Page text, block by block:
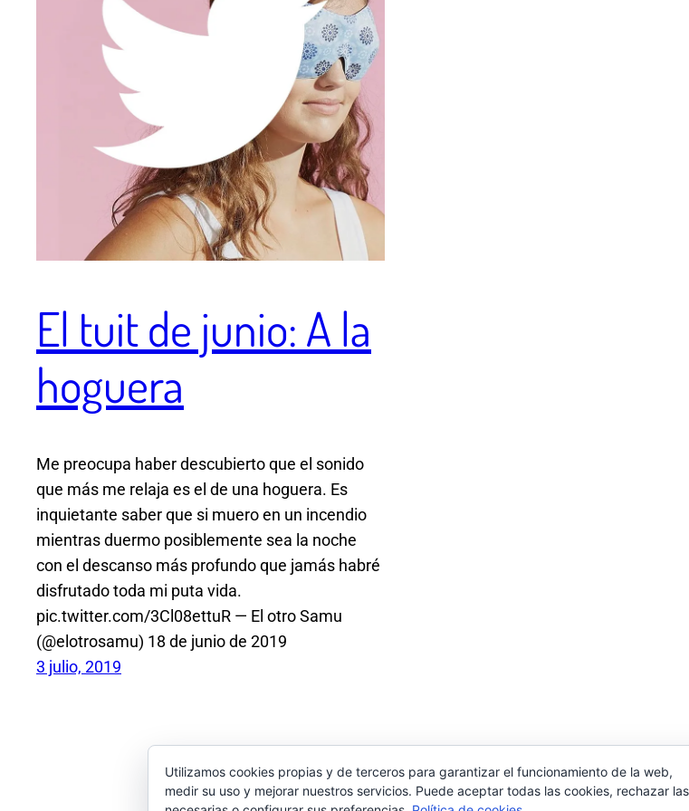
El tuit de junio: A la
hoguera
Me preocupa haber descubierto que el sonido
que más me relaja es el de una hoguera. Es
inquietante saber que si muero en un incendio
mientras duermo posiblemente sea la noche
con el descanso más profundo que jamás habré
disfrutado toda mi puta vida.
pic.twitter.com/3Cl08ettuR — El otro Samu
(@elotrosamu) 18 de junio de 2019
3 julio, 2019
Utilizamos cookies propias y de terceros para garantizar el funcionamiento de la web,
medir su uso y mejorar nuestros servicios. Puede aceptar todas las cookies, rechazar